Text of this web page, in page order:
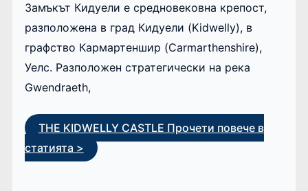
Замъкът Кидуели е средновековна крепост,
разположена в град Кидуели (Kidwelly), в
графство Кармартеншир (Carmarthenshire),
Уелс. Разположен стратегически на река
Gwendraeth,
THE KIDWELLY CASTLE Прочети повече в
статията >